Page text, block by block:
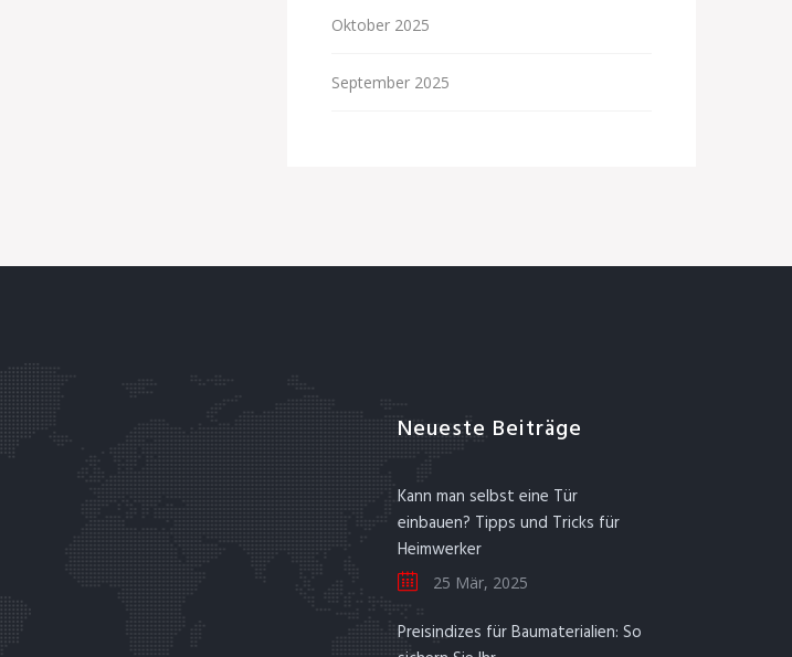
Oktober 2025
September 2025
Neueste Beiträge
Kann man selbst eine Tür
einbauen? Tipps und Tricks für
Heimwerker
25 Mär, 2025
Preisindizes für Baumaterialien: So